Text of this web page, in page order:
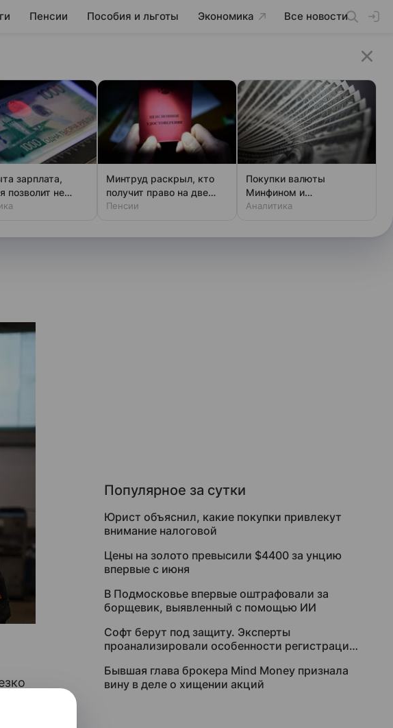
Пенсии Пособия и льготы Экономика Все новости
Популярное за сутки
Юрист объяснил, какие покупки привлекут
внимание налоговой
Цены на золото превысили $4400 за унцию
впервые с июня
В Подмосковье впервые оштрафовали за
борщевик, выявленный с помощью ИИ
Софт берут под защиту. Эксперты
проанализировали особенности регистрации
Бывшая глава брокера Mind Money признала
вину в деле о хищении акций
зарплата,
позволит не
зависти
Минтруд раскрыл, кто
получит право на две
пенсии
Пенсии
Покупки валюты
Минфином и
спекулянтами разогнали
Аналитика